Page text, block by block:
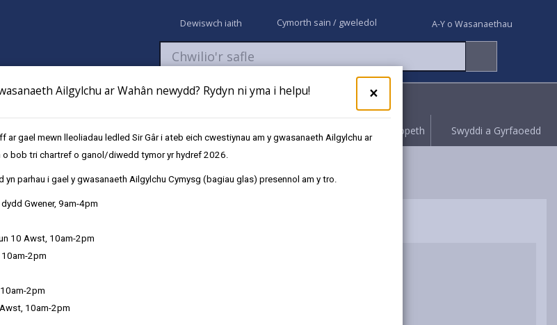
×
Ailgylchu ar Wahân newydd? Rydyn ni yma i helpu!
gael mewn lleoliadau ledled Sir Gâr i ateb eich cwestiynau am y gwasanaeth Ailgylchu ar
o bob tri chartref o ganol/diwedd tymor yr hydref 2026.
parhau i gael y gwasanaeth Ailgylchu Cymysg (bagiau glas) presennol am y tro.
Gwener, 9am-4pm
10 Awst, 10am-2pm
2pm
2pm
10am-2pm
Dewiswch iaith Cymorth sain / gweledol A-Y o Wasanaethau
Fy Nghyfrifon Talu Cyflwyno cais Rhoi gwybod Hawliwch bopeth Swyddi a Gyrfaoedd